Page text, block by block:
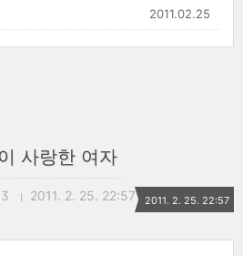
2011.02.25
사랑한 여자
2011. 2. 25. 22:57 2011. 2. 25. 22:57